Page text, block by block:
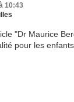
10:43